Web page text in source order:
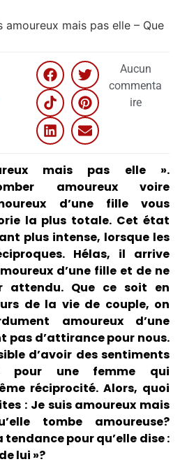
amoureux mais pas elle – Que
Aucun
commenta
ire
mais pas elle ».
amoureux voire
d’une fille vous
la plus totale. Cet état
plus intense, lorsque les
Hélas, il arrive
d’une fille et de ne
attendu. Que ce soit en
de la vie de couple, on
amoureux d’une
pas d’attirance pour nous.
d’avoir des sentiments
pour une femme qui
réciprocité. Alors, quoi
: Je suis amoureux mais
tombe amoureuse?
pour qu’elle dise :
lui »?